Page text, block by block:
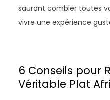
sauront combler toutes
vivre une expérience
6 Conseils pour
Véritable Plat